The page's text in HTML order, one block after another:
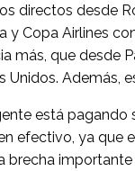
directos desde
y Copa Airlines
más, que desde
Además,
está
efectivo, ya que
brecha